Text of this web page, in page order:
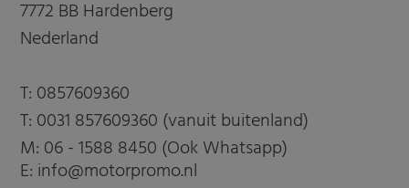
7772 BB Hardenberg
Nederland
T: 0857609360
T: 0031 857609360 (vanuit buitenland)
M: 06 - 1588 8450 (Ook Whatsapp)
E: info@motorpromo.nl